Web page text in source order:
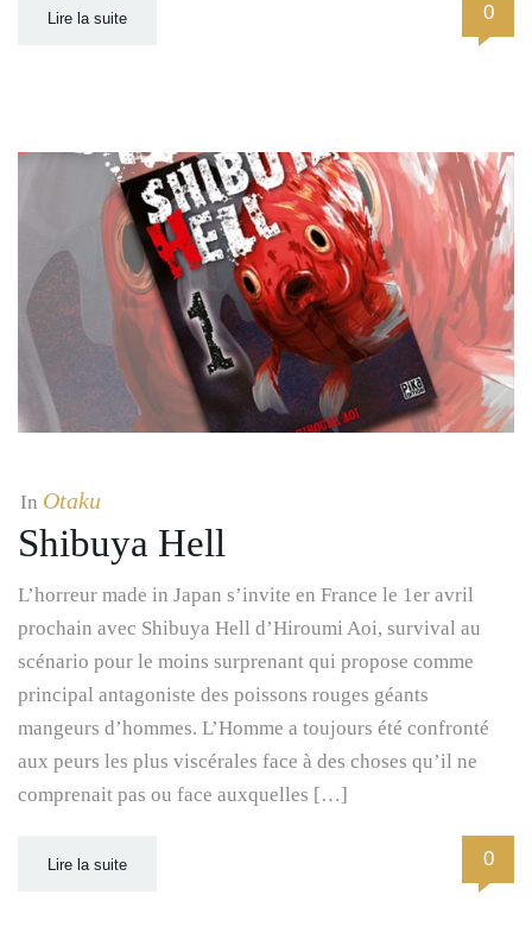
Lire la suite 0
In Otaku
Shibuya Hell
L’horreur made in Japan s’invite en France le 1er avril
prochain avec Shibuya Hell d’Hiroumi Aoi, survival au
scénario pour le moins surprenant qui propose comme
principal antagoniste des poissons rouges géants
mangeurs d’hommes. L’Homme a toujours été confronté
aux peurs les plus viscérales face à des choses qu’il ne
comprenait pas ou face auxquelles […]
Lire la suite 0